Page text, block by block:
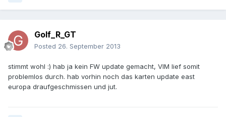
Golf_R_GT
Posted 26. September 2013
stimmt wohl :) hab ja kein FW update gemacht, VIM lief somit
problemlos durch. hab vorhin noch das karten update east
europa draufgeschmissen und jut.